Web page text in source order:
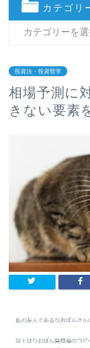
カテゴリ
投資法・投資哲学
相場予測に
きない要素